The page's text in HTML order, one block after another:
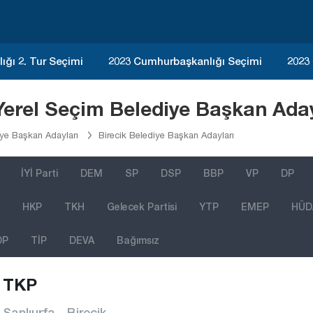
2. Tur Seçimi 2023 Cumhurbaşkanlığı Seçimi
Seçim Belediye Başkan
Başkan Adayları Birecik Belediye Başkan Adayları
İYİ Parti DEM SP DSP BBP VP DP
HKP TKH Gelecek Partisi YTP EMEP
TİP DEVA Bağımsız
TKP